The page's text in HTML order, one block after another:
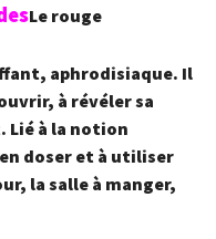
Le rouge
aphrodisiaque. Il
à révéler sa
Lié à la notion
doser et à utiliser
la salle à manger,